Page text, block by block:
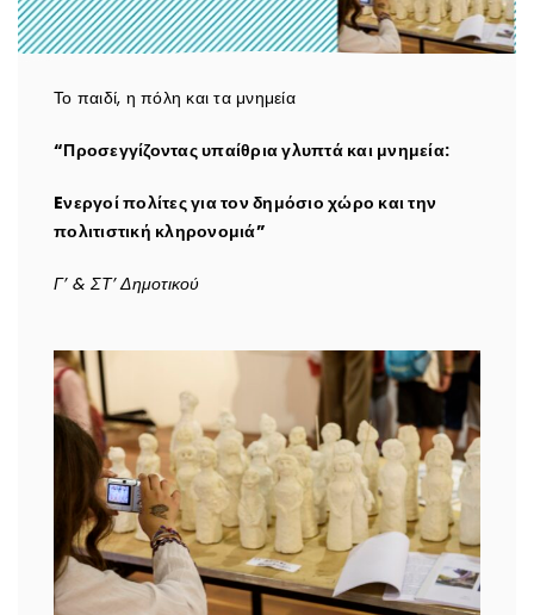
Το παιδί, η πόλη και τα μνημεία
“Προσεγγίζοντας υπαίθρια γλυπτά και μνημεία:
Eνεργοί πολίτες για τον δημόσιο χώρο και την
πολιτιστική κληρονομιά”
Γ’ & ΣΤ’ Δημοτικού